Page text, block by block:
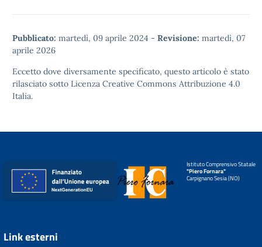
Pubblicato: martedì, 09 aprile 2024 - Revisione: martedì, 07
aprile 2026
Eccetto dove diversamente specificato, questo articolo è stato
rilasciato sotto Licenza Creative Commons Attribuzione 4.0
Italia.
Istituto Comprensivo Statale
"Piero Fornara"
Carpignano Sesia (NO)
Link esterni